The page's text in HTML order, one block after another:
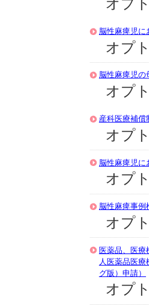
オプ
脳性麻痺児
オプ
脳性麻痺児の
オプ
産科医療補償
オプ
脳性麻痺児に
オプ
脳性麻痺事例
オプ
医薬品、医療
人医薬品医
グ版）申請）
オプ